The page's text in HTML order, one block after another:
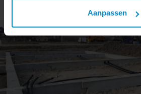
Aanpassen